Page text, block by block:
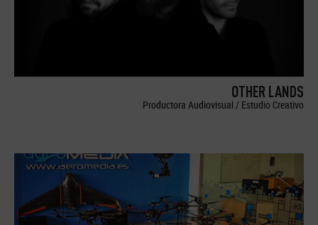
OTHER LANDS
Productora Audiovisual / Estudio Creativo